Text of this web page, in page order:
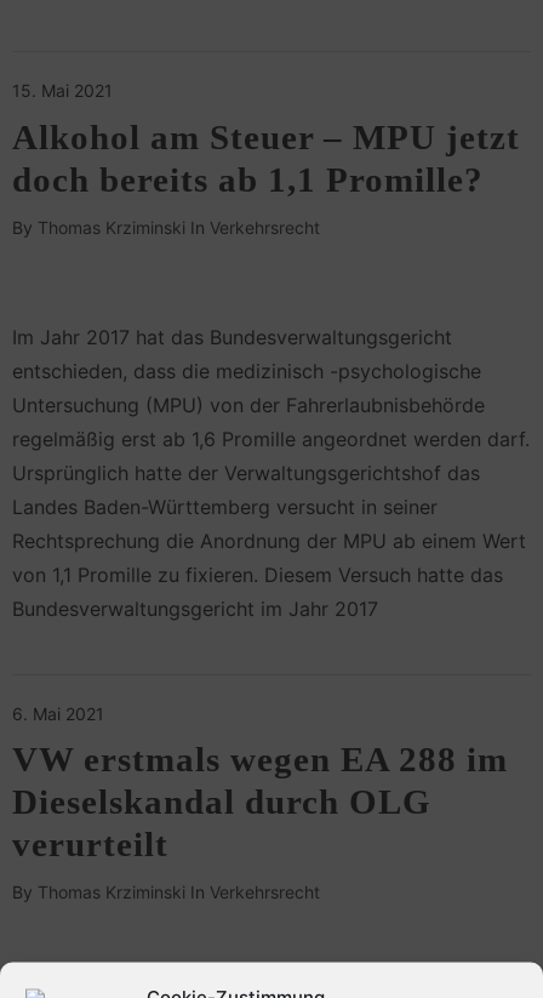
15. Mai 2021
Alkohol am Steuer – MPU jetzt
doch bereits ab 1,1 Promille?
By Thomas Krziminski In Verkehrsrecht
Im Jahr 2017 hat das Bundesverwaltungsgericht
entschieden, dass die medizinisch -psychologische
Untersuchung (MPU) von der Fahrerlaubnisbehörde
regelmäßig erst ab 1,6 Promille angeordnet werden darf.
Ursprünglich hatte der Verwaltungsgerichtshof das
Landes Baden-Württemberg versucht in seiner
Rechtsprechung die Anordnung der MPU ab einem Wert
von 1,1 Promille zu fixieren. Diesem Versuch hatte das
Bundesverwaltungsgericht im Jahr 2017
6. Mai 2021
VW erstmals wegen EA 288 im
Dieselskandal durch OLG
verurteilt
By Thomas Krziminski In Verkehrsrecht